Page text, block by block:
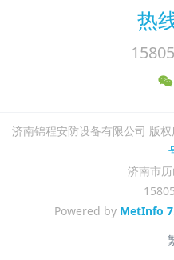
热
济南锦程安防设备有限公司 版
济南市
Powered by MetInfo